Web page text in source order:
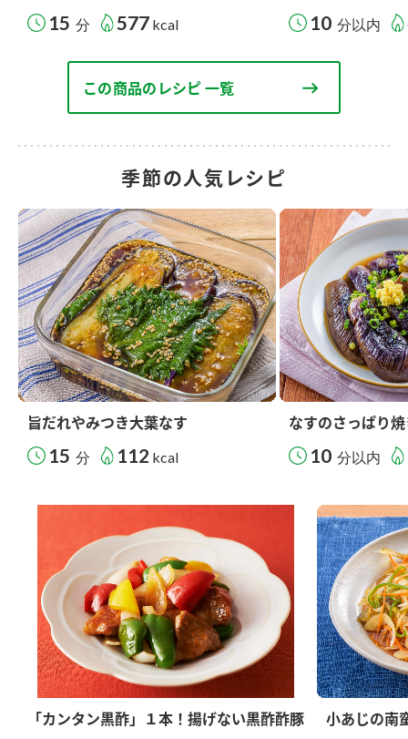
15 分 577 kcal 10 分以内
この商品のレシピ 一覧
季節の人気レシピ
旨だれやみつき大葉なす
15 分 112 kcal
なすのさっぱり
10 分以内
「カンタン黒酢」１本！揚げない黒酢酢豚 小あじの南